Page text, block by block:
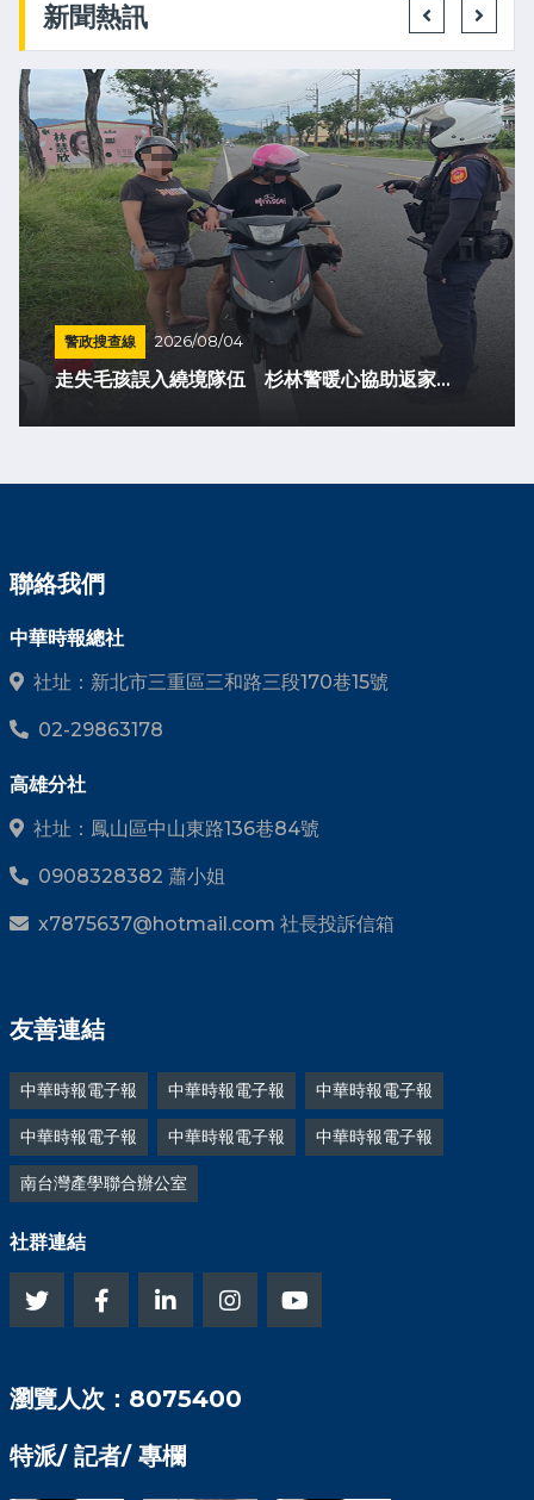
新聞熱訊
警政搜查線 2026/08/04
走失毛孩誤入繞境隊伍 杉林警暖心協助返家...
聯絡我們
中華時報總社
社址：新北市三重區三和路三段170巷15號
02-29863178
高雄分社
社址：鳳山區中山東路136巷84號
0908328382 蕭小姐
x7875637@hotmail.com 社長投訴信箱
友善連結
中華時報電子報 中華時報電子報 中華時報電子報
中華時報電子報 中華時報電子報 中華時報電子報
南台灣產學聯合辦公室
社群連結
瀏覽人次：8075400
特派/ 記者/ 專欄